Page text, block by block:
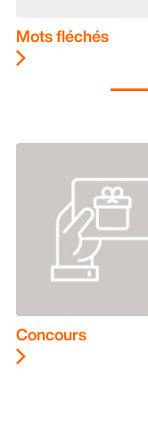
Mots fléchés
Concours